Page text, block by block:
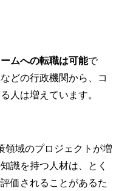
ション)に関
- クライア
業支援、戦
構築、外部
トアップ技
援
・先端テク
業化支援
ムへの転職は可能で
どの行政機関から、コ
人は増えています。
領域のプロジェクトが増
識を持つ人材は、とく
価されることがあるた